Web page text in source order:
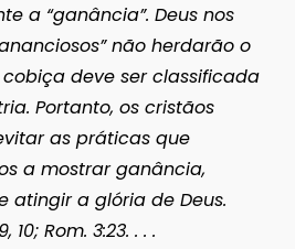
a “ganância”. Deus nos
não herdarão o
deve ser classificada
Portanto, os cristãos
as práticas que
a mostrar ganância,
atingir a glória de Deus.
10; Rom. 3:23. . . .